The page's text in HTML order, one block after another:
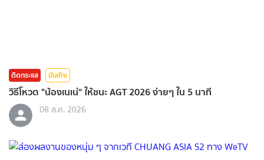
ติดกระแส บันเทิง
วิธีโหวต "น้องเนเน่" ให้ชนะ AGT 2026 ง่ายๆ ใน 5 นาที
08 ส.ค. 2026